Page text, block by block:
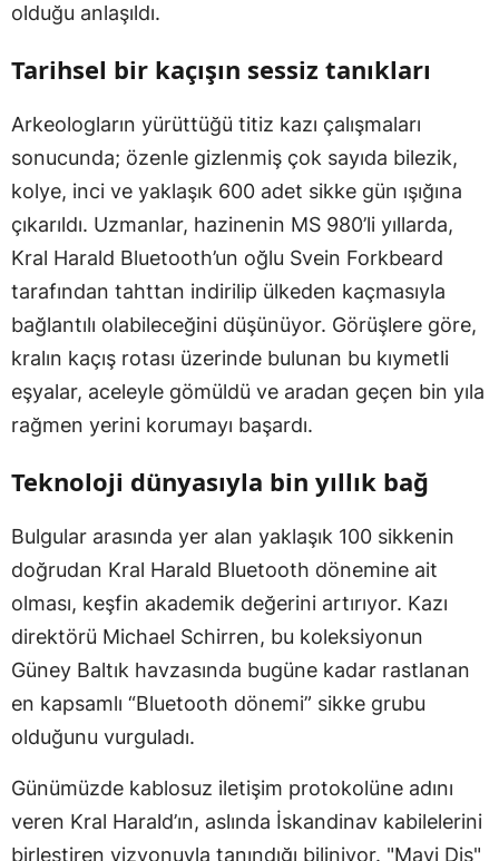
olduğu anlaşıldı.
Tarihsel bir kaçışın sessiz tanıkları
Arkeologların yürüttüğü titiz kazı çalışmaları
sonucunda; özenle gizlenmiş çok sayıda bilezik,
kolye, inci ve yaklaşık 600 adet sikke gün ışığına
çıkarıldı. Uzmanlar, hazinenin MS 980’li yıllarda,
Kral Harald Bluetooth’un oğlu Svein Forkbeard
tarafından tahttan indirilip ülkeden kaçmasıyla
bağlantılı olabileceğini düşünüyor. Görüşlere göre,
kralın kaçış rotası üzerinde bulunan bu kıymetli
eşyalar, aceleyle gömüldü ve aradan geçen bin yıla
rağmen yerini korumayı başardı.
Teknoloji dünyasıyla bin yıllık bağ
Bulgular arasında yer alan yaklaşık 100 sikkenin
doğrudan Kral Harald Bluetooth dönemine ait
olması, keşfin akademik değerini artırıyor. Kazı
direktörü Michael Schirren, bu koleksiyonun
Güney Baltık havzasında bugüne kadar rastlanan
en kapsamlı “Bluetooth dönemi” sikke grubu
olduğunu vurguladı.
Günümüzde kablosuz iletişim protokolüne adını
veren Kral Harald’ın, aslında İskandinav kabilelerini
birleştiren vizyonuyla tanındığı biliniyor. "Mavi Diş"